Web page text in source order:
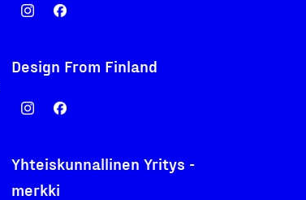
Design From Finland
Yhteiskunnallinen Yritys -
merkki